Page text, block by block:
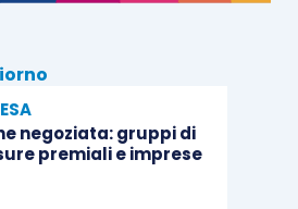
delle entrate ha dapprima
nel decreto Iva, la quale
imponibilità Ivaai servizi
nei porti, alla
negoziata: gruppi di
premiali e imprese